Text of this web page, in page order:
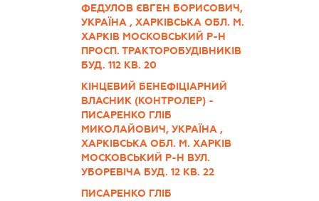
ФЕДУЛОВ ЄВГЕН БОРИСОВИЧ,
УКРАЇНА , ХАРКІВСЬКА ОБЛ. М.
ХАРКІВ МОСКОВСЬКИЙ Р-Н
ПРОСП. ТРАКТОРОБУДІВНИКІВ
БУД. 112 КВ. 20
КІНЦЕВИЙ БЕНЕФІЦІАРНИЙ
ВЛАСНИК (КОНТРОЛЕР) -
ПИСАРЕНКО ГЛІБ
МИКОЛАЙОВИЧ, УКРАЇНА ,
ХАРКІВСЬКА ОБЛ. М. ХАРКІВ
МОСКОВСЬКИЙ Р-Н ВУЛ.
УБОРЕВІЧА БУД. 12 КВ. 22
ПИСАРЕНКО ГЛІБ